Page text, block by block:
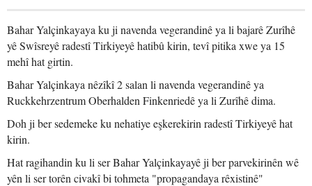
Bahar Yalçinkayaya ku ji navenda vegerandinê ya li bajarê Zurîhê
yê Swîsreyê radestî Tirkiyeyê hatibû kirin, tevî pitika xwe ya 15
mehî hat girtin.
Bahar Yalçinkaya nêzîkî 2 salan li navenda vegerandinê ya
Ruckkehrzentrum Oberhalden Finkenriedê ya li Zurîhê dima.
Doh ji ber sedemeke ku nehatiye eşkerekirin radestî Tirkiyeyê hat
kirin.
Hat ragihandin ku li ser Bahar Yalçinkayayê ji ber parvekirinên wê
yên li ser torên civakî bi tohmeta "propagandaya rêxistinê"